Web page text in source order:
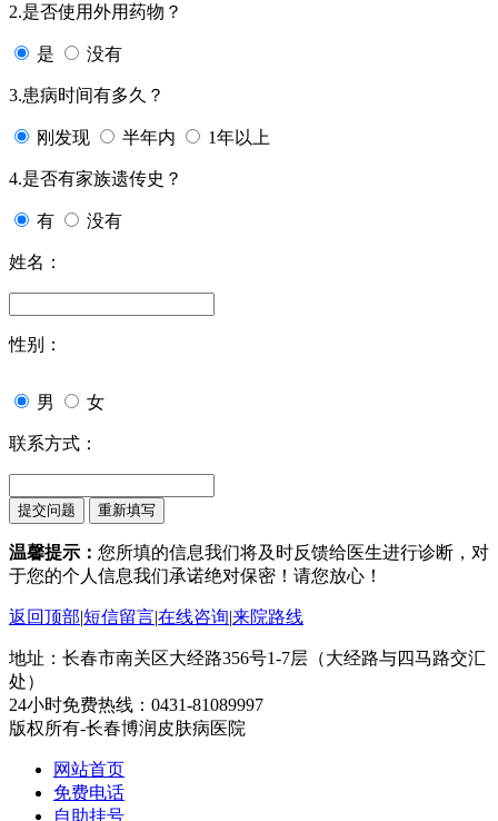
2.是否使用外用药物？
是 没有
3.患病时间有多久？
刚发现 半年内 1年以上
4.是否有家族遗传史？
有 没有
姓名：
性别：
男 女
联系方式：
温馨提示： 您所填的信息我们将及时反馈给医生进行诊断，对
于您的个人信息我们承诺绝对保密！请您放心！
返回顶部|短信留言|在线咨询|来院路线
地址：长春市南关区大经路356号1-7层（大经路与四马路交汇
处）
24小时免费热线：0431-81089997
版权所有-长春博润皮肤病医院
网站首页
免费电话
自助挂号